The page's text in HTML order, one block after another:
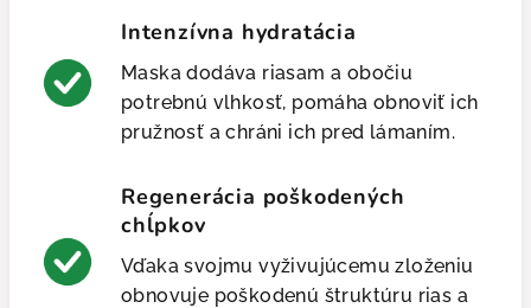
Intenzívna hydratácia
Maska dodáva riasam a obočiu
potrebnú vlhkosť, pomáha obnoviť ich
pružnosť a chráni ich pred lámaním.
Regenerácia poškodených
chĺpkov
Vďaka svojmu vyživujúcemu zloženiu
obnovuje poškodenú štruktúru rias a